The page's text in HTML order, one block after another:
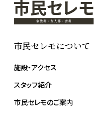
施設・アクセス
スタッフ紹介
市民セレモのご案内